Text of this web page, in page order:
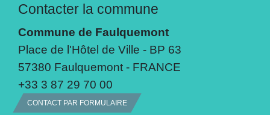
Contacter la commune
Commune de Faulquemont
Place de l'Hôtel de Ville - BP 63
57380 Faulquemont - FRANCE
+33 3 87 29 70 00
CONTACT PAR FORMULAIRE